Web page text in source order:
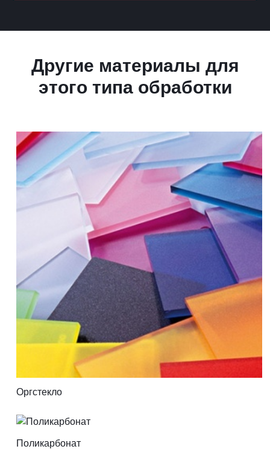
Другие материалы для
этого типа обработки
Оргстекло
Поликарбонат